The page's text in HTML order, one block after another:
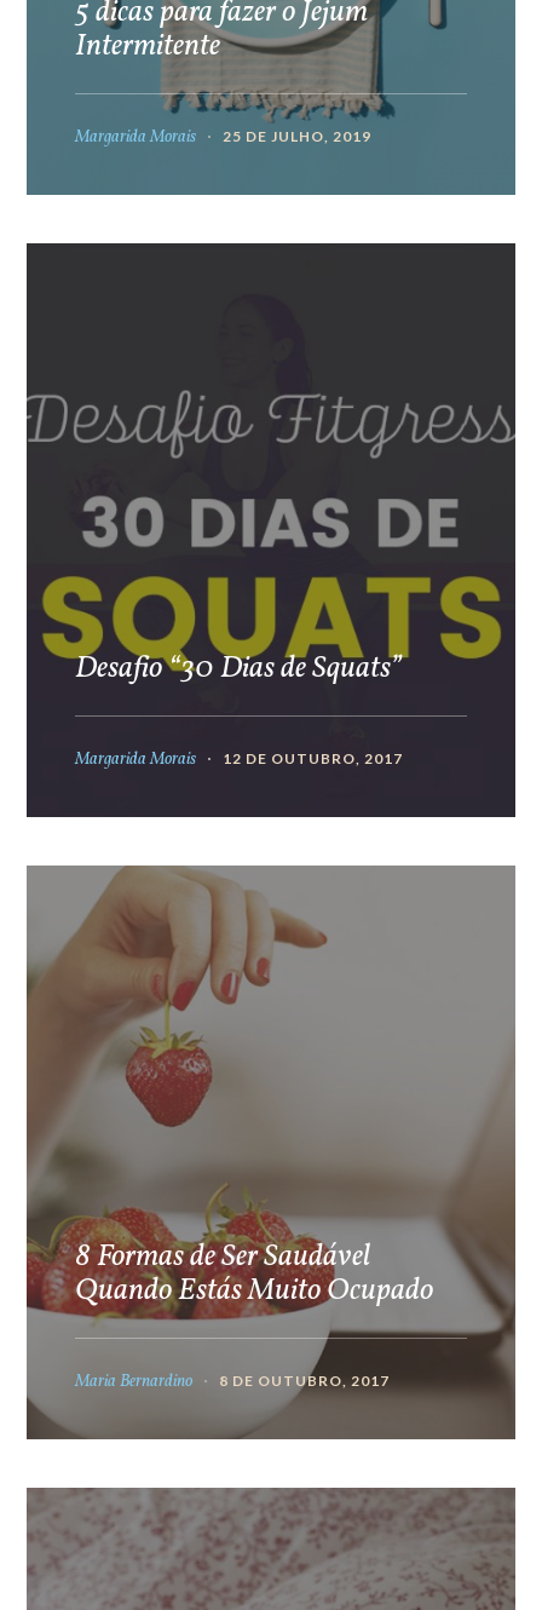
5 dicas para fazer o Jejum
Intermitente
Margarida Morais 25 DE JULHO, 2019
Desafio “30 Dias de Squats”
Margarida Morais 12 DE OUTUBRO, 2017
8 Formas de Ser Saudável
Quando Estás Muito Ocupado
Maria Bernardino 8 DE OUTUBRO, 2017